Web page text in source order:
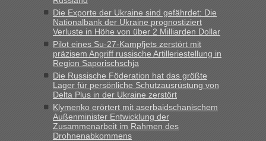
„Kein Zoll. Du musst an sich nur sagen dass das privat ist
und du nicht damit handeln willst. So lange das nicht
Originalverpackt ist und ersichlich das nicht neu sollte es
keine Probleme geben“
Recht, Visa und Dokumente • Deklaration
gebrauchter Kleidung beim Zoll
„Hallo Leute, ich weiß nicht, ob ich hier richtig bin mit meiner
Anfrage. Ich möchte 4 Umzugskartons mit gebrauchter
Straßen Kleidung bei der Einreise in die Ukraine
mitnehmen. Es ist gebrauchte Kleidung...“
Die Exporte der Ukraine sind gefährdet: Die
Nationalbank der Ukraine prognostiziert
Verluste in Höhe von über 2 Milliarden Dollar
Pilot eines Su-27-Kampfjets zerstört mit
präzisem Angriff russische Artilleriestellung in
Region Saporischschja
Die Russische Föderation hat das größte
Lager für persönliche Schutzausrüstung von
Delta Plus in der Ukraine zerstört
Klymenko erörtert mit aserbaidschanischem
Außenminister Entwicklung der
Zusammenarbeit im Rahmen des
Drohnenabkommens